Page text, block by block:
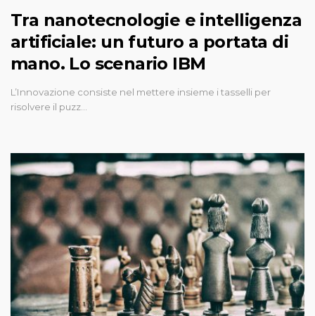
Tra nanotecnologie e intelligenza
artificiale: un futuro a portata di
mano. Lo scenario IBM
L’Innovazione consiste nel mettere insieme i tasselli per
risolvere il puzz…